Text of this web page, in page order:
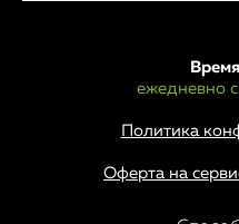
Политика
ежедневно
Оферта на